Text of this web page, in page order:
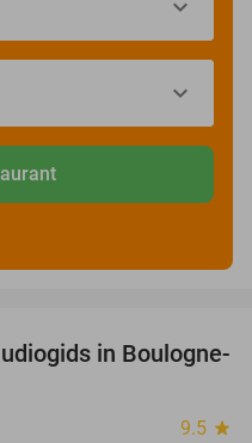
27%
in Boulogne-
9.5 star